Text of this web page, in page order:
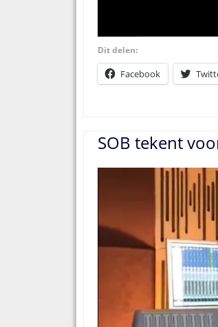
Dit delen:
Facebook
SOB tekent